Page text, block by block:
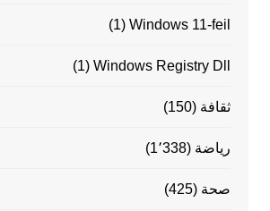
Windows 11-feil
(1)
Windows Registry Dll
(1)
ثقافة (150)
رياضة (1٬338)
صحة (425)